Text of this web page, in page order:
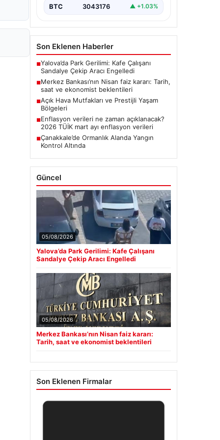
BTC 3043176 ▲ +1.03%
Son Eklenen Haberler
■Yalova’da Park Gerilimi: Kafe Çalışanı
Sandalye Çekip Aracı Engelledi
■Merkez Bankası’nın Nisan faiz kararı: Tarih,
saat ve ekonomist beklentileri
■Açık Hava Mutfakları ve Prestijli Yaşam
Bölgeleri
■Enflasyon verileri ne zaman açıklanacak?
2026 TÜİK mart ayı enflasyon verileri
■Çanakkale’de Ormanlık Alanda Yangın
Kontrol Altında
Güncel
05/08/2026
Yalova’da Park Gerilimi: Kafe Çalışanı
Sandalye Çekip Aracı Engelledi
05/08/2026
Merkez Bankası’nın Nisan faiz kararı:
Tarih, saat ve ekonomist beklentileri
Son Eklenen Firmalar